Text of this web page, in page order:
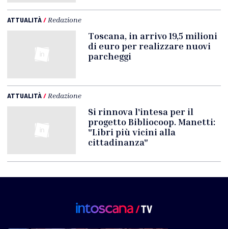
ATTUALITÀ/ Redazione
Toscana, in arrivo 19,5 milioni
di euro per realizzare nuovi
parcheggi
ATTUALITÀ/ Redazione
Si rinnova l'intesa per il
progetto Bibliocoop. Manetti:
"Libri più vicini alla
cittadinanza"